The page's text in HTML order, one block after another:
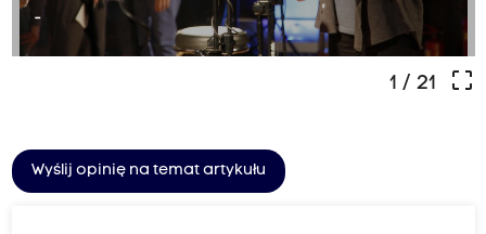
-
crop_free
1 / 21
Wyślij opinię na temat artykułu